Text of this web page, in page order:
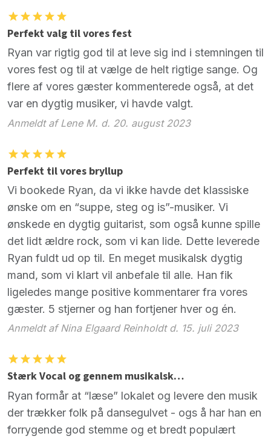
Perfekt valg til vores fest
Ryan var rigtig god til at leve sig ind i stemningen til
vores fest og til at vælge de helt rigtige sange. Og
flere af vores gæster kommenterede også, at det
var en dygtig musiker, vi havde valgt.
Anmeldt af Lene M. d. 20. august 2023
Perfekt til vores bryllup
Vi bookede Ryan, da vi ikke havde det klassiske
ønske om en “suppe, steg og is”-musiker. Vi
ønskede en dygtig guitarist, som også kunne spille
det lidt ældre rock, som vi kan lide. Dette leverede
Ryan fuldt ud op til. En meget musikalsk dygtig
mand, som vi klart vil anbefale til alle. Han fik
ligeledes mange positive kommentarer fra vores
gæster. 5 stjerner og han fortjener hver og én.
Anmeldt af Nina Elgaard Reinholdt d. 15. juli 2023
Stærk Vocal og gennem musikalsk…
Ryan formår at “læse” lokalet og levere den musik
der trækker folk på dansegulvet - ogs å har han en
forrygende god stemme og et bredt populært